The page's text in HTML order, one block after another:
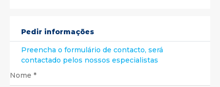
Pedir informações
Preencha o formulário de contacto, será
contactado pelos nossos especialistas